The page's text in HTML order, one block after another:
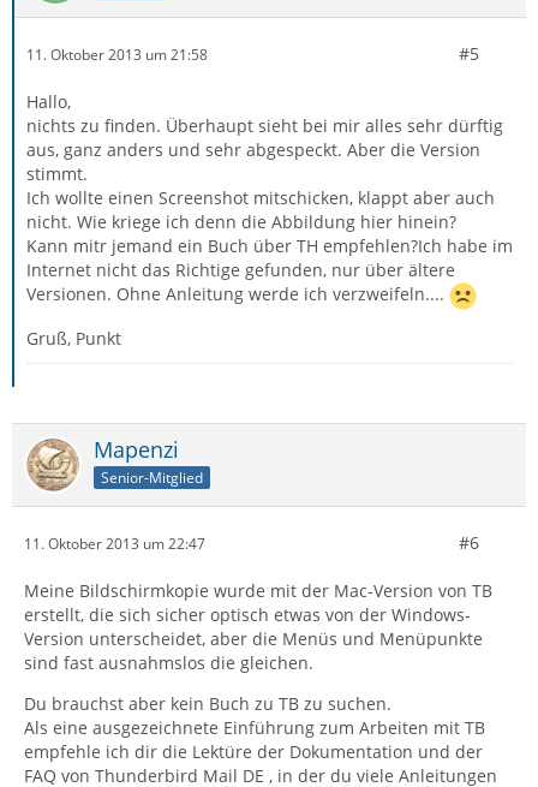
11. Oktober 2013 um 21:58 #5
Hallo,
nichts zu finden. Überhaupt sieht bei mir alles sehr dürftig
aus, ganz anders und sehr abgespeckt. Aber die Version
stimmt.
Ich wollte einen Screenshot mitschicken, klappt aber auch
nicht. Wie kriege ich denn die Abbildung hier hinein?
Kann mitr jemand ein Buch über TH empfehlen?Ich habe im
Internet nicht das Richtige gefunden, nur über ältere
Versionen. Ohne Anleitung werde ich verzweifeln....
Gruß, Punkt
Mapenzi
Senior-Mitglied
11. Oktober 2013 um 22:47 #6
Meine Bildschirmkopie wurde mit der Mac-Version von TB
erstellt, die sich sicher optisch etwas von der Windows-
Version unterscheidet, aber die Menüs und Menüpunkte
sind fast ausnahmslos die gleichen.
Du brauchst aber kein Buch zu TB zu suchen.
Als eine ausgezeichnete Einführung zum Arbeiten mit TB
empfehle ich dir die Lektüre der Dokumentation und der
FAQ von Thunderbird Mail DE , in der du viele Anleitungen